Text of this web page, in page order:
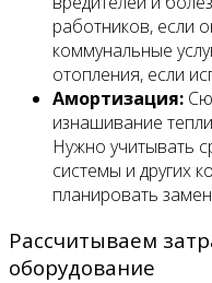
работников, если
коммунальные
отопления, если
Амортизация:
изнашивание
Нужно учитывать
системы и других
планировать
Рассчитываем
оборудование